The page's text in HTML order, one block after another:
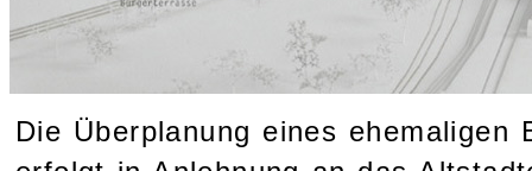
Die Überplanung eines ehemaligen